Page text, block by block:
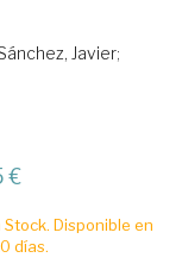
Javier;
€
Stock. Disponible en
días.